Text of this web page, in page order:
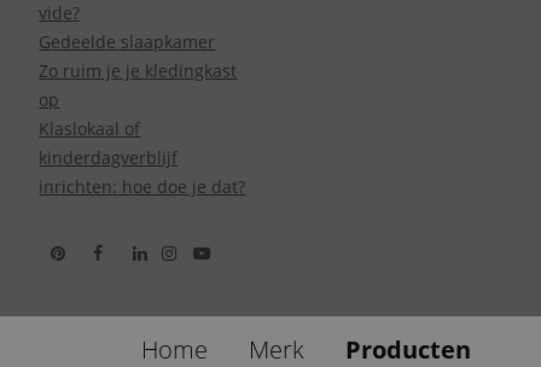
vide?
Gedeelde slaapkamer
Zo ruim je je kledingkast
op
Klaslokaal of
kinderdagverblijf
inrichten: hoe doe je dat?
Home Merk Producten